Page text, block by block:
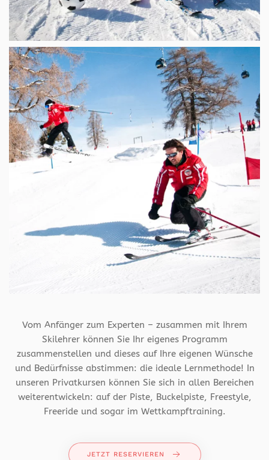
Vom Anfänger zum Experten – zusammen mit Ihrem
Skilehrer können Sie Ihr eigenes Programm
zusammenstellen und dieses auf Ihre eigenen Wünsche
und Bedürfnisse abstimmen: die ideale Lernmethode! In
unseren Privatkursen können Sie sich in allen Bereichen
weiterentwickeln: auf der Piste, Buckelpiste, Freestyle,
Freeride und sogar im Wettkampftraining.
JETZT RESERVIEREN